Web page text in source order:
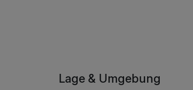
Lage & Umgebung